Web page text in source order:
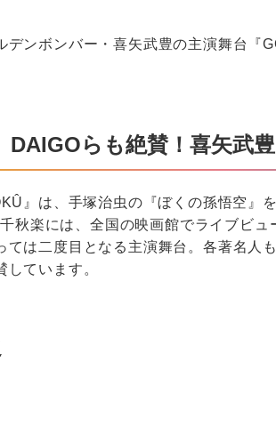
デンボンバー・喜矢武豊の主演舞台『
DAIGOらも絶賛！喜矢武
』は、手塚治虫の『ぼくの孫悟空』
秋楽には、全国の映画館でライブビュ
ては二度目となる主演舞台。各著名人
しています。